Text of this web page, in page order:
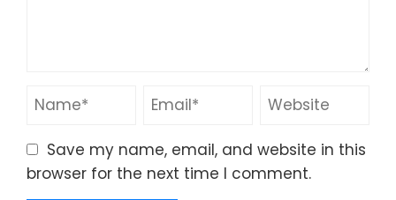
Save my name, email, and website in this
browser for the next time I comment.